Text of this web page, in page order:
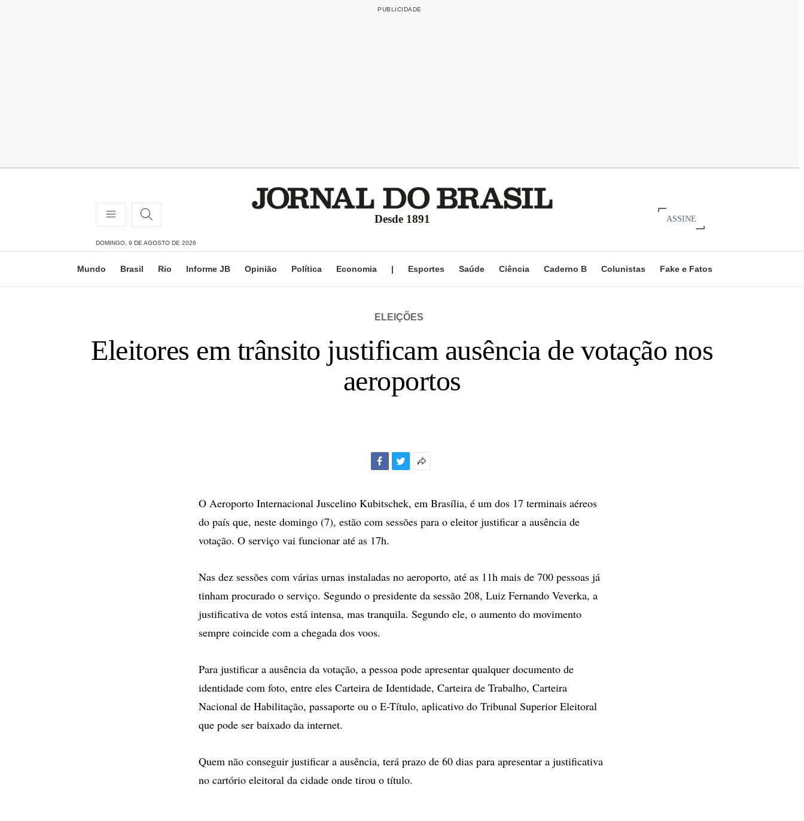
Desde 1891 ASSINE
DOMINGO, 9 DE AGOSTO DE 2026
Mundo Brasil Rio Informe JB Opinião Política Economia | Esportes Saúde Ciência Caderno B Colunistas Fake e Fatos
ELEIÇÕES
Eleitores em trânsito justificam ausência de votação nos
aeroportos
compartilhamento
O Aeroporto Internacional Juscelino Kubitschek, em Brasília, é um dos 17 terminais aéreos
do país que, neste domingo (7), estão com sessões para o eleitor justificar a ausência de
votação. O serviço vai funcionar até as 17h.
Nas dez sessões com várias urnas instaladas no aeroporto, até as 11h mais de 700 pessoas já
tinham procurado o serviço. Segundo o presidente da sessão 208, Luiz Fernando Veverka, a
justificativa de votos está intensa, mas tranquila. Segundo ele, o aumento do movimento
sempre coincide com a chegada dos voos.
Para justificar a ausência da votação, a pessoa pode apresentar qualquer documento de
identidade com foto, entre eles Carteira de Identidade, Carteira de Trabalho, Carteira
Nacional de Habilitação, passaporte ou o E-Título, aplicativo do Tribunal Superior Eleitoral
que pode ser baixado da internet.
Quem não conseguir justificar a ausência, terá prazo de 60 dias para apresentar a justificativa
no cartório eleitoral da cidade onde tirou o título.